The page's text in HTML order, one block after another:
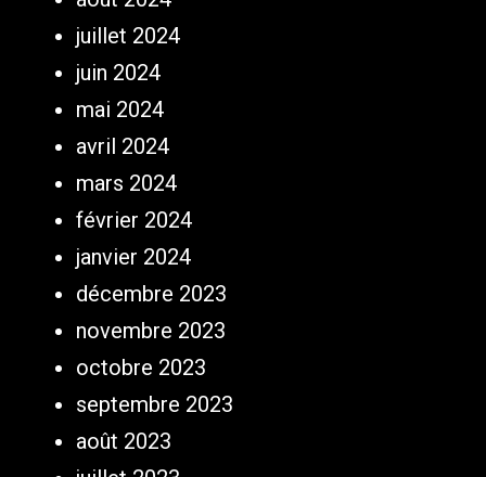
juillet 2024
juin 2024
mai 2024
avril 2024
mars 2024
février 2024
janvier 2024
décembre 2023
novembre 2023
octobre 2023
septembre 2023
août 2023